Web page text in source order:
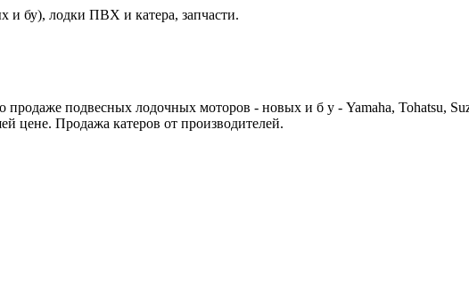
и бу), лодки ПВХ и катера, запчасти.
продаже подвесных лодочных моторов - новых и б у - Yamaha, Tohatsu,
цене. Продажа катеров от производителей.